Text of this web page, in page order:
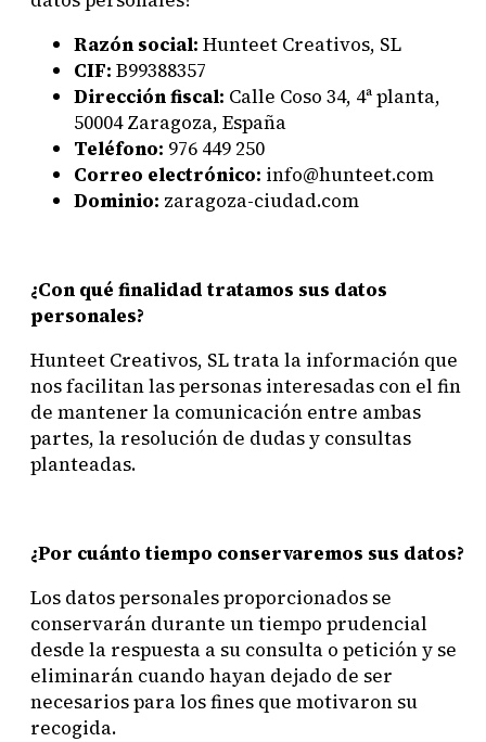
Razón social: Hunteet Creativos, SL
CIF: B99388357
Dirección fiscal: Calle Coso 34, 4ª planta,
50004 Zaragoza, España
Teléfono: 976 449 250
Correo electrónico: info@hunteet.com
Dominio: zaragoza-ciudad.com
¿Con qué finalidad tratamos sus datos
personales?
Hunteet Creativos, SL trata la información que
nos facilitan las personas interesadas con el fin
de mantener la comunicación entre ambas
partes, la resolución de dudas y consultas
planteadas.
¿Por cuánto tiempo conservaremos sus datos?
Los datos personales proporcionados se
conservarán durante un tiempo prudencial
desde la respuesta a su consulta o petición y se
eliminarán cuando hayan dejado de ser
necesarios para los fines que motivaron su
recogida.